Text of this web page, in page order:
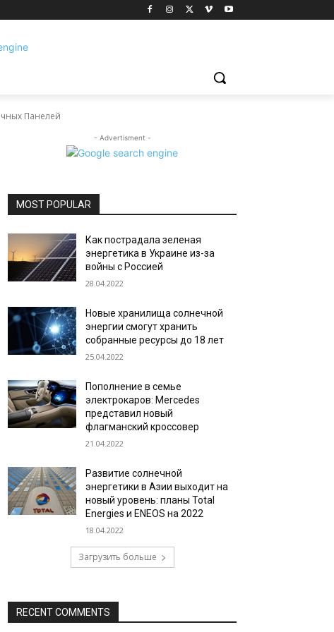
Панелей
- Advertisment -
MOST POPULAR
Как пострадала зеленая
энергетика в Украине из-за
войны с Россией
28.04.2022
Новые хранилища солнечной
энергии смогут хранить
собранные ресурсы до 18 лет
25.04.2022
Пополнение в семье
электрокаров: Mercedes
представил новый
флагманский кроссовер
21.04.2022
Развитие солнечной
энергетики в Азии выходит на
новый уровень: планы Total
Energies и ENEOS на 2022
18.04.2022
Загрузить больше
RECENT COMMENTS